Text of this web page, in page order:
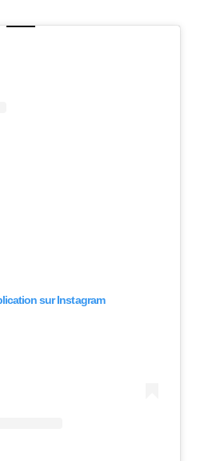
sur Instagram